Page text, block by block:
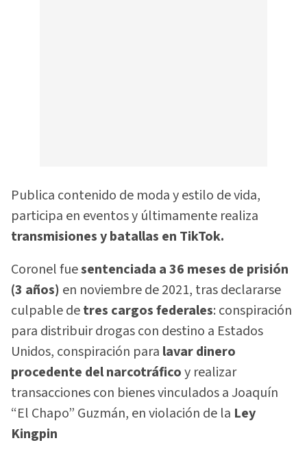
Publica contenido de moda y estilo de vida,
participa en eventos y últimamente realiza
transmisiones y batallas en TikTok.
Coronel fuesentenciada a 36 meses de prisión
(3 años) en noviembre de 2021, tras declararse
culpable detres cargos federales: conspiración
para distribuir drogas con destino a Estados
Unidos, conspiración para lavar dinero
procedente del narcotráficoy realizar
transacciones con bienes vinculados a Joaquín
“El Chapo” Guzmán, en violación de la Ley
Kingpin